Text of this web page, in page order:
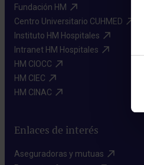
Fundación HM​
Centro Universitario CUHMED​
Instituto HM Hospitales​
Intranet HM Hospitales​
HM CIOCC​
HM CIEC​
HM CINAC​
Enlaces de interés
Aseguradoras y mutuas​